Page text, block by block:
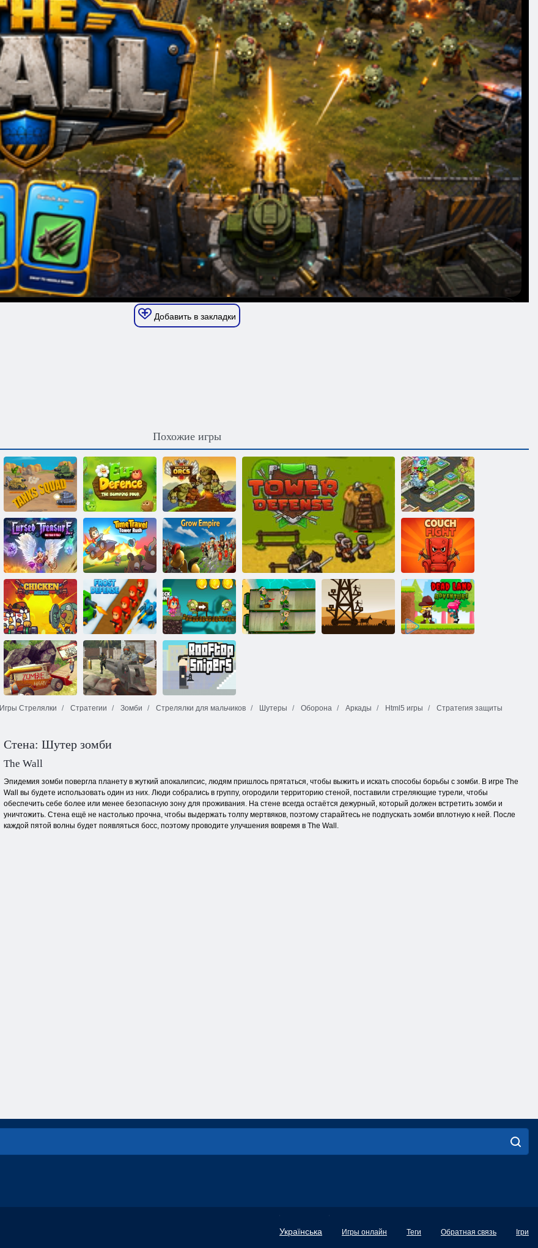
Добавить в закладки
Похожие игры
Отряд танков Защита эльфа Битва орков
Растения
против зомби
разблокированы
Проклятое
сокровище 1½
Штурм башни
путешествий во
времени
Развитие
империи
Бой на диване
Куриное
слияние
Морозная
защита
Дети ниндзя
против зомби
Зомби дерби 2
операция: Удар
Игры Стрелялки Стратегии Зомби Стрелялки для мальчиков Шутеры Оборона Аркады Html5 игры
Стратегия защиты
Стена: Шутер зомби
The Wall
Эпидемия зомби повергла планету в жуткий апокалипсис, людям пришлось прятаться, чтобы выжить и искать способы борьбы с зомби. В игре The
Wall вы будете использовать один из них. Люди собрались в группу, огородили территорию стеной, поставили стреляющие турели, чтобы
обеспечить себе более или менее безопасную зону для проживания. На стене всегда остаётся дежурный, который должен встретить зомби и
уничтожить. Стена ещё не настолько прочна, чтобы выдержать толпу мертвяков, поэтому старайтесь не подпускать зомби вплотную к ней. После
каждой пятой волны будет появляться босс, поэтому проводите улучшения вовремя в The Wall.
Українська
English
Игры онлайн Теги Обратная связь Ігри